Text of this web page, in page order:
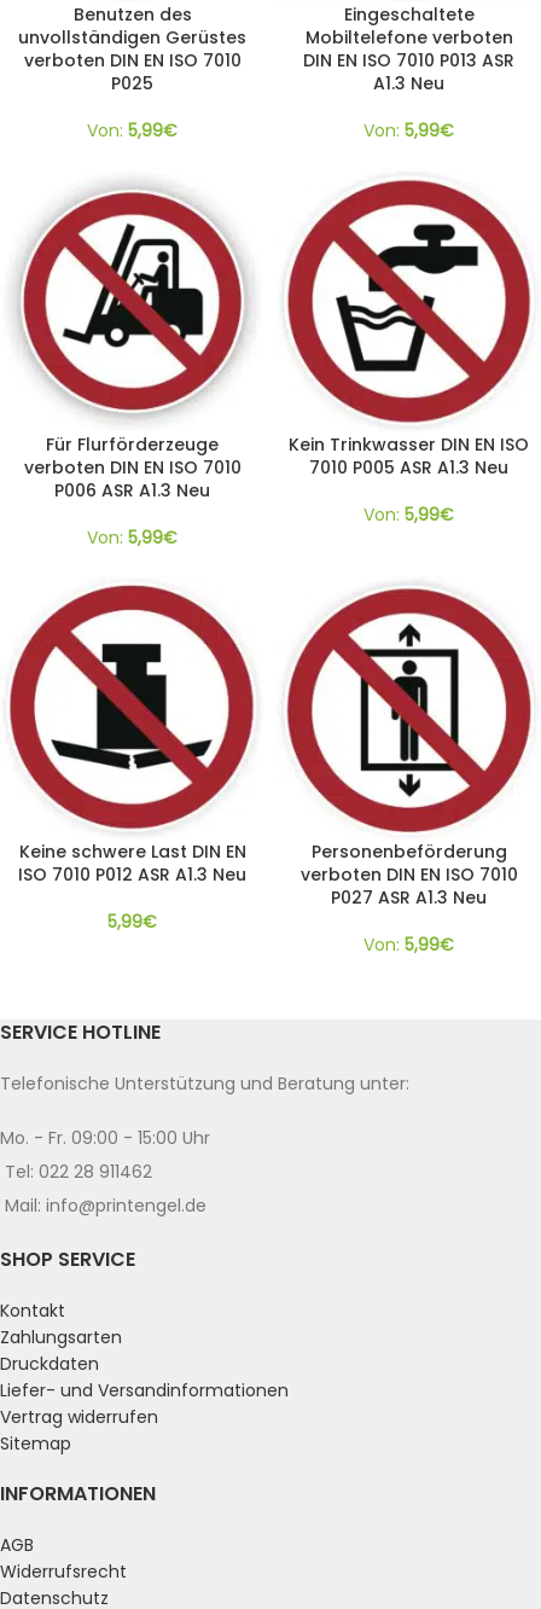
Benutzen des
unvollständigen Gerüstes
verboten DIN EN ISO 7010
P025
Von: 5,99€
Eingeschaltete
Mobiltelefone verboten
DIN EN ISO 7010 P013 ASR
A1.3 Neu
Von: 5,99€
Für Flurförderzeuge
verboten DIN EN ISO 7010
P006 ASR A1.3 Neu
Von: 5,99€
Kein Trinkwasser DIN EN ISO
7010 P005 ASR A1.3 Neu
Von: 5,99€
Keine schwere Last DIN EN
ISO 7010 P012 ASR A1.3 Neu
5,99€
Personenbeförderung
verboten DIN EN ISO 7010
P027 ASR A1.3 Neu
Von: 5,99€
SERVICE HOTLINE
Telefonische Unterstützung und Beratung unter:
Mo. - Fr. 09:00 - 15:00 Uhr
Tel: 022 28 911462
Mail: info@printengel.de
SHOP SERVICE
Kontakt
Zahlungsarten
Druckdaten
Liefer- und Versandinformationen
Vertrag widerrufen
Sitemap
INFORMATIONEN
AGB
Widerrufsrecht
Datenschutz